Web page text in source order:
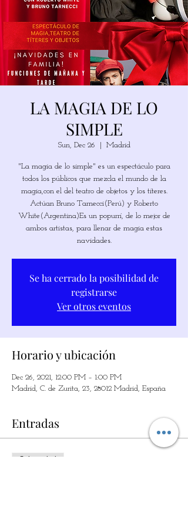
LA MAGIA DE LO
SIMPLE
Sun, Dec 26 Madrid
"La magia de lo simple" es un espectáculo para
todos los públicos que mezcla el mundo de la
magia,con el del teatro de objetos y los títeres.
Actúan Bruno Tarnecci(Perú) y Roberto
White(Argentina)Es un popurrí, de lo mejor de
ambos artistas, para llenar de magia estas
navidades.
Se ha cerrado la posibilidad de
registrarse
Ver otros eventos
Horario y ubicación
Dec 26, 2021, 12:00 PM – 1:00 PM
Madrid, C. de Zurita, 23, 28012 Madrid, España
Entradas
Sale ended